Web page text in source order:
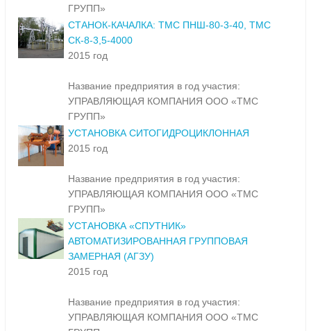
ГРУПП»
СТАНОК-КАЧАЛКА: ТМС ПНШ-80-3-40, ТМС
СК-8-3,5-4000
2015 год
Название предприятия в год участия:
УПРАВЛЯЮЩАЯ КОМПАНИЯ ООО «ТМС
ГРУПП»
УСТАНОВКА СИТОГИДРОЦИКЛОННАЯ
2015 год
Название предприятия в год участия:
УПРАВЛЯЮЩАЯ КОМПАНИЯ ООО «ТМС
ГРУПП»
УСТАНОВКА «СПУТНИК»
АВТОМАТИЗИРОВАННАЯ ГРУППОВАЯ
ЗАМЕРНАЯ (АГЗУ)
2015 год
Название предприятия в год участия:
УПРАВЛЯЮЩАЯ КОМПАНИЯ ООО «ТМС